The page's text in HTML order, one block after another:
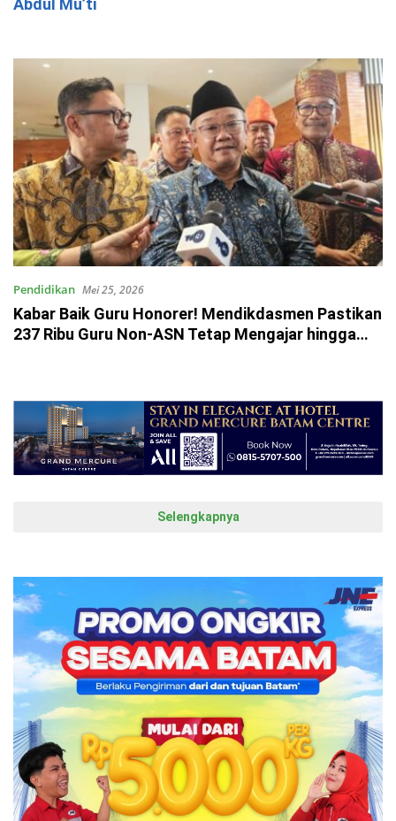
Abdul Mu’ti
Pendidikan Mei 25, 2026
Kabar Baik Guru Honorer! Mendikdasmen Pastikan
237 Ribu Guru Non-ASN Tetap Mengajar hingga
Selengkapnya